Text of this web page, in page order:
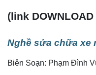
(link
Nghề sửa chữa xe
Biên Soạn: Phạm Đình